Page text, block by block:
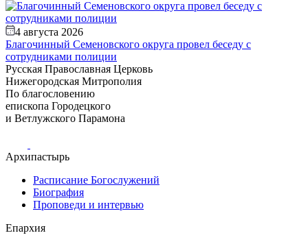
4 августа 2026
Благочинный Семеновского округа провел беседу с
сотрудниками полиции
Русская Православная Церковь
Нижегородская Митрополия
По благословению
епископа Городецкого
и Ветлужского Парамона
Архипастырь
Расписание Богослужений
Биография
Проповеди и интервью
Епархия